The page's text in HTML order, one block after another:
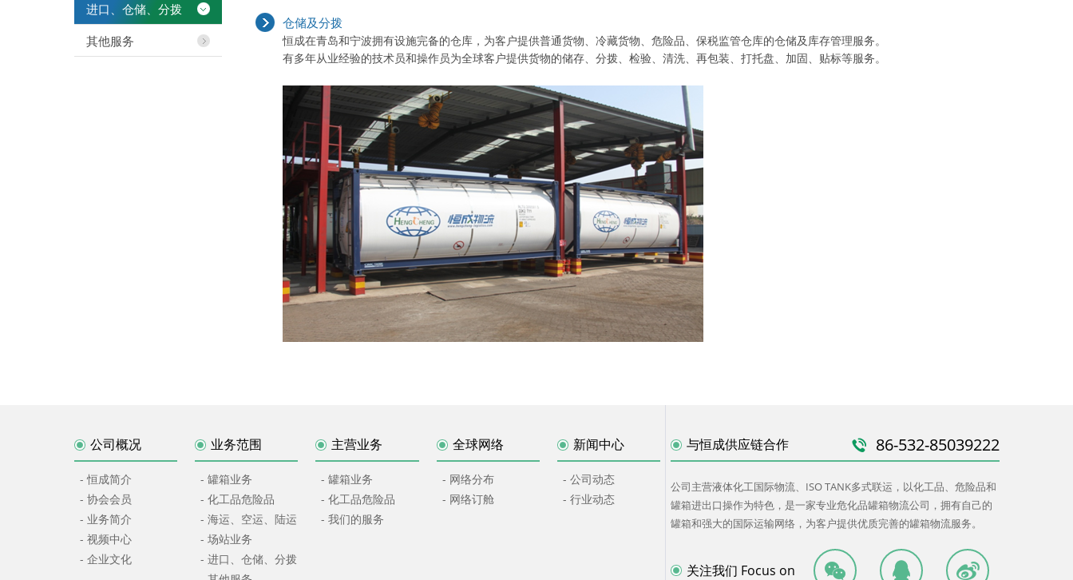
进口、仓储、分拨
其他服务
仓储及分拨
恒成在青岛和宁波拥有设施完备的仓库，为客户提供普通货物、冷藏货物、危险品、保税监管仓库的仓储及库存管理服务。
有多年从业经验的技术员和操作员为全球客户提供货物的储存、分拨、检验、清洗、再包装、打托盘、加固、贴标等服务。
公司概况
- 恒成简介
- 协会会员
- 业务简介
- 视频中心
- 企业文化
业务范围
- 罐箱业务
- 化工品危险品
- 海运、空运、陆运
- 场站业务
- 进口、仓储、分拨
主营业务
- 罐箱业务
- 化工品危险品
- 我们的服务
全球网络
- 网络分布
- 网络订舱
新闻中心
- 公司动态
- 行业动态
与恒成供应链合作 86-532-85039222
公司主营液体化工国际物流、ISO TANK多式联运，以化工品、危险品和
罐箱进出口操作为特色，是一家专业危化品罐箱物流公司，拥有自己的
罐箱和强大的国际运输网络，为客户提供优质完善的罐箱物流服务。
关注我们 Focus on